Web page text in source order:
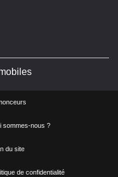
sommes-nous ?
du site
de confidentialité